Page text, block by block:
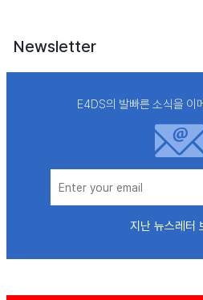
Newsletter
E4DS의 발빠른 소식을 이
지난 뉴스레터